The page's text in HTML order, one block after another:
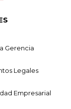
Gerencia
Legales
Empresarial